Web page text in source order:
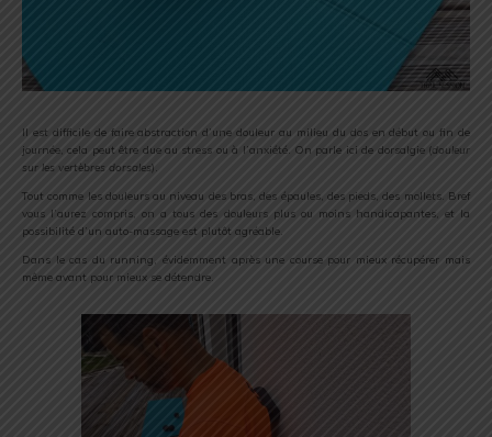
Il est difficile de faire abstraction d’une douleur au milieu du dos en début ou fin de
journée, cela peut être due au stress ou à l’anxiété. On parle ici de dorsalgie (douleur
sur les vertèbres dorsales).
Tout comme les douleurs au niveau des bras, des épaules, des pieds, des mollets. Bref
vous l’aurez compris, on a tous des douleurs plus ou moins handicapantes, et la
possibilité d’un auto-massage est plutôt agréable.
Dans le cas du running, évidemment après une course pour mieux récupérer mais
même avant pour mieux se détendre.